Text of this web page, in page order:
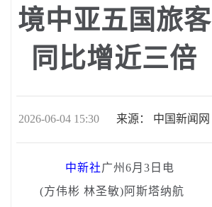
境中亚五国旅客
同比增近三倍
2026-06-04 15:30 来源： 中国新闻网
中新社广州6月3日电
(方伟彬 林圣敏)阿斯塔纳航